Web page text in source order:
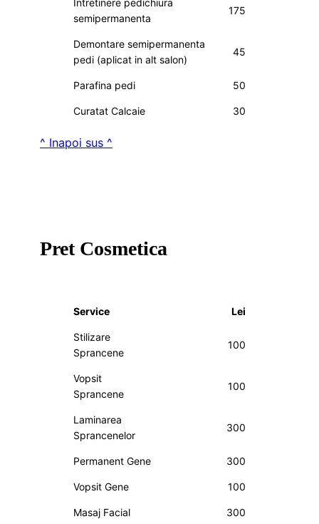
Intretinere pedichiura
semipermanenta
175
Demontare semipermanenta
pedi (aplicat in alt salon)
45
Parafina pedi 50
Curatat Calcaie 30
^ Inapoi sus ^
Pret Cosmetica
Service Lei
Stilizare
Sprancene
100
Vopsit
Sprancene
100
Laminarea
Sprancenelor
300
Permanent Gene 300
Vopsit Gene 100
Masaj Facial 300